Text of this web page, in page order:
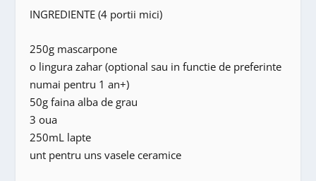
INGREDIENTE (4 portii mici)
250g mascarpone
o lingura zahar (optional sau in functie de preferinte
numai pentru 1 an+)
50g faina alba de grau
3 oua
250mL lapte
unt pentru uns vasele ceramice